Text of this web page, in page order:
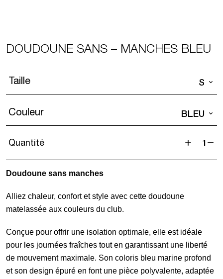
DOUDOUNE SANS – MANCHES BLEU
Taille S
Couleur BLEU
Quantité
quantité
de
Bleu
Doudoune sans manches
Alliez chaleur, confort et style avec cette doudoune
matelassée aux couleurs du club.
Conçue pour offrir une isolation optimale, elle est idéale
pour les journées fraîches tout en garantissant une liberté
de mouvement maximale. Son coloris bleu marine profond
et son design épuré en font une pièce polyvalente, adaptée